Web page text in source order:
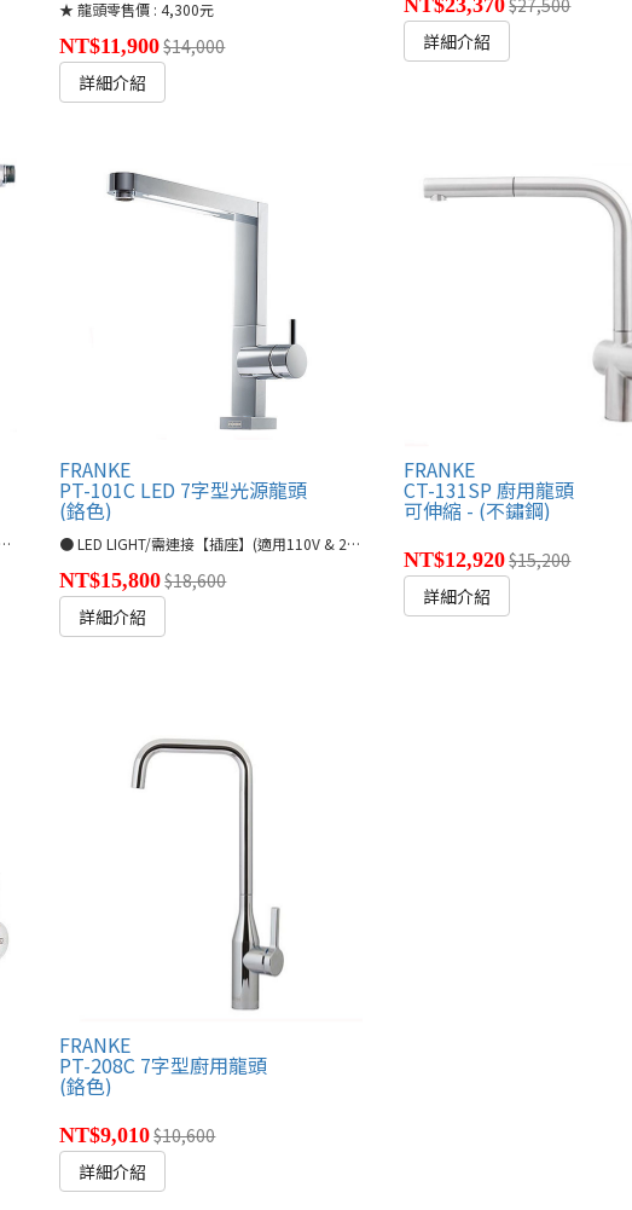
★ 龍頭零售價 : 4,300元
NT$11,900$14,000
詳細介紹
詳細介紹
FRANKE
PT-101C LED 7字型光源龍頭
(鉻色)
● LED LIGHT/需連接【插座】(適用110V & 220V電壓)
NT$15,800$18,600
詳細介紹
FRANKE
CT-131SP 廚用龍頭
可伸縮 - (不鏽鋼)
NT$12,920$15,200
詳細介紹
FRANKE
PT-208C 7字型廚用龍頭
(鉻色)
NT$9,010$10,600
詳細介紹